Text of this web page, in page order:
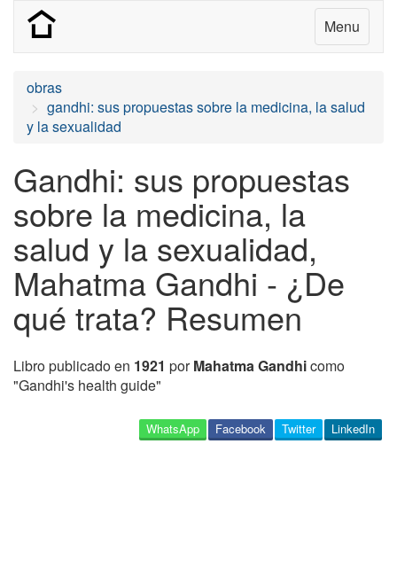
Menu
obras
gandhi: sus propuestas sobre la medicina, la salud
y la sexualidad
Gandhi: sus propuestas
sobre la medicina, la
salud y la sexualidad,
Mahatma Gandhi - ¿De
qué trata? Resumen
Libro publicado en 1921 porMahatma Gandhicomo
"Gandhi's health guide"
LinkedIn
Twitter
Facebook
WhatsApp